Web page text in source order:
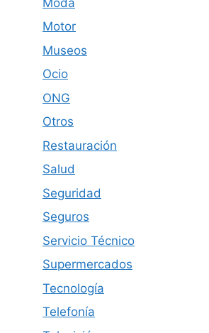
Motor
Museos
Ocio
ONG
Otros
Restauración
Salud
Seguridad
Seguros
Servicio Técnico
Supermercados
Tecnología
Telefonía